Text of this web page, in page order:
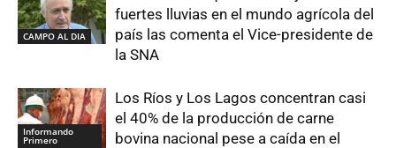
CAMPO AL DIA
fuertes lluvias en el mundo agrícola del
país las comenta el Vice-presidente de
la SNA
Informando
Primero
Los Ríos y Los Lagos concentran casi
el 40% de la producción de carne
bovina nacional pese a caída en el